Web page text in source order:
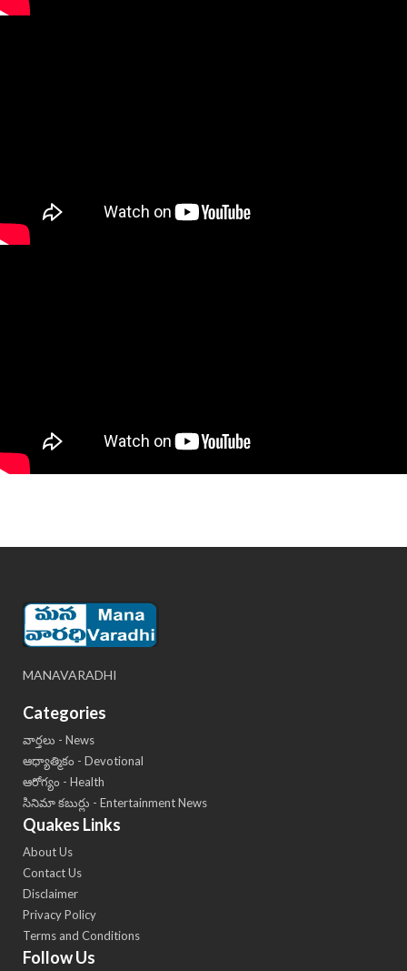
MANAVARADHI
Categories
వార్తలు - News
ఆధ్యాత్మికం - Devotional
ఆరోగ్యం - Health
సినిమా కబుర్లు - Entertainment News
Quakes Links
About Us
Contact Us
Disclaimer
Privacy Policy
Terms and Conditions
Follow Us